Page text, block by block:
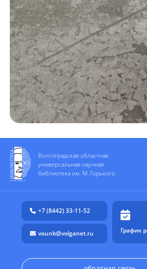
Волгоградская областная
универсальная научная
библиотека им. М. Горького
+7 (8442) 33-11-52
vounb@volganet.ru График